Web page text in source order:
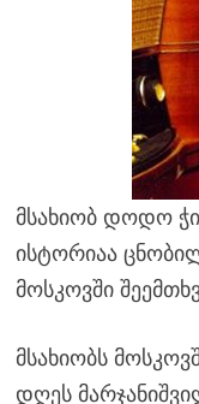
მსახიობ დოდო
ისტორიაა
მოსკოვში
მსახიობს
დღეს